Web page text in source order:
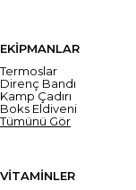
EKİPMANLAR
Termoslar
Direnç Bandı
Kamp Çadırı
Boks Eldiveni
Tümünü Gör
VİTAMİNLER